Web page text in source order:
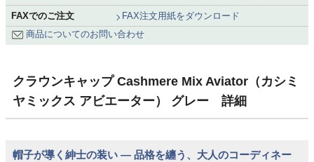
FAXでのご注文
FAX注文用紙をダウンロード
商品についてのお問い合わせ
クラウンキャップ Cashmere Mix Aviator（カシミ
ヤミックス アビエーター） グレー 詳細
帽子が導く紳士の装い ― 品格を纏う、大人のコーディネー